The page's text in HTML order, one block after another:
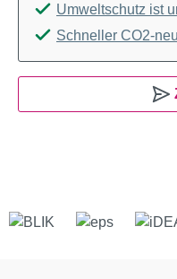
Umweltschutz ist
Schneller CO2-